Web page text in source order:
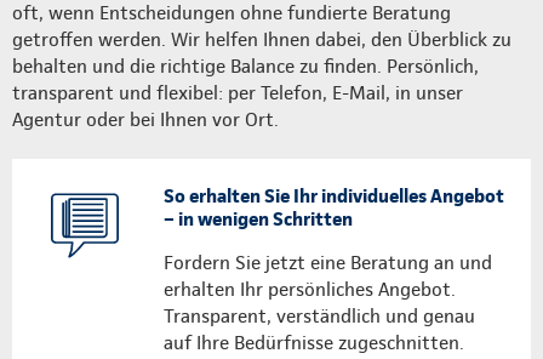
oft, wenn Entscheidungen ohne fundierte Beratung
getroffen werden. Wir helfen Ihnen dabei, den Überblick zu
behalten und die richtige Balance zu finden. Persönlich,
transparent und flexibel: per Telefon, E-Mail, in unser
Agentur oder bei Ihnen vor Ort.
So erhalten Sie Ihr individuelles Angebot
– in wenigen Schritten
Fordern Sie jetzt eine Beratung an und
erhalten Ihr persönliches Angebot.
Transparent, verständlich und genau
auf Ihre Bedürfnisse zugeschnitten.